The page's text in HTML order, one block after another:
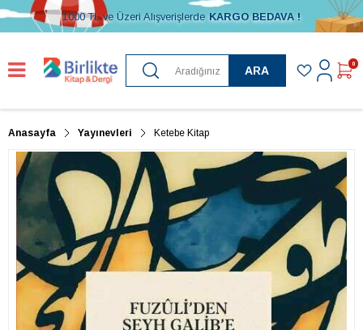
1000 TL ve Üzeri Alışverişlerde KARGO BEDAVA !
ARA
0
Anasayfa Yayınevleri Ketebe Kitap